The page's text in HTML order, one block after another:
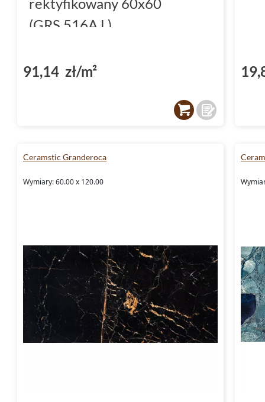
(GRS.516A.L)
91,14 zł/m²
Ceramstic Granderoca
Wymiary: 60.00 x 120.00